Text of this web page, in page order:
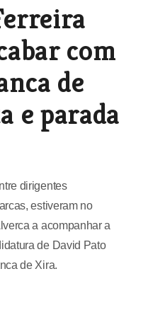
com
de
e parada
dirigentes
estiveram no
a acompanhar a
de David Pato
de Xira.